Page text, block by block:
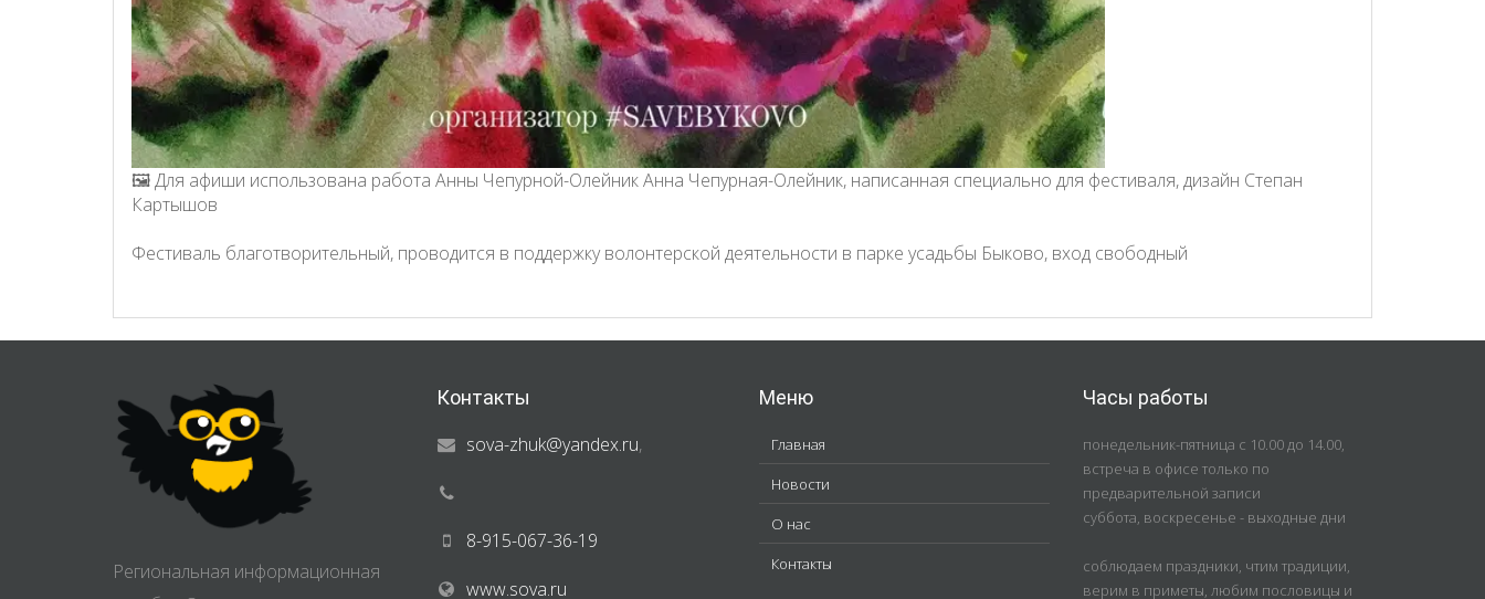
🖼️ Для афиши использована работа Анны Чепурной-Олейник Анна Чепурная-Олейник, написанная специально для фестиваля, дизайн Степан
Картышов
Фестиваль благотворительный, проводится в поддержку волонтерской деятельности в парке усадьбы Быково, вход свободный
Региональная информационная
Контакты
sova-zhuk@yandex.ru,
8-915-067-36-19
www.sova.ru
Меню
Главная
Новости
О нас
Контакты
Часы работы
понедельник-пятница с 10.00 до 14.00,
встреча в офисе только по
предварительной записи
суббота, воскресенье - выходные дни
соблюдаем праздники, чтим традиции,
верим в приметы, любим пословицы и